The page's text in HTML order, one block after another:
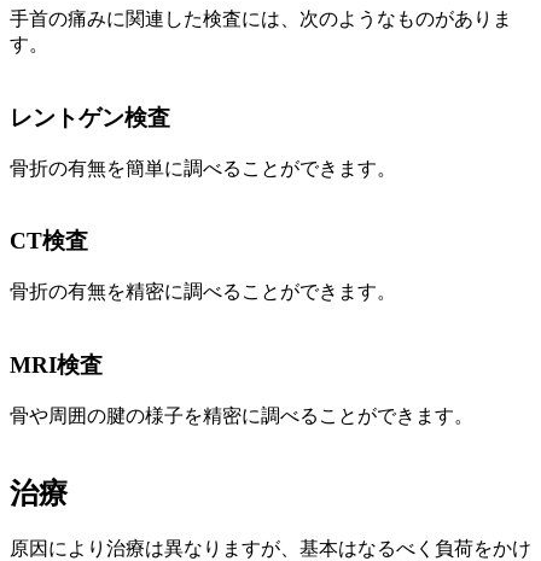
手首の痛みに関連した検査には、次のようなものがありま
す。
レントゲン検査
骨折の有無を簡単に調べることができます。
CT検査
骨折の有無を精密に調べることができます。
MRI検査
骨や周囲の腱の様子を精密に調べることができます。
治療
原因により治療は異なりますが、基本はなるべく負荷をかけ